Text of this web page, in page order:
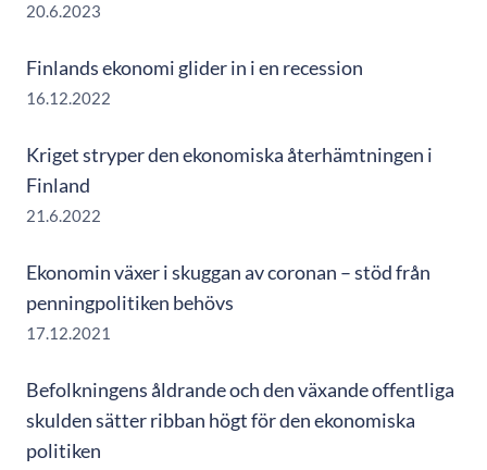
20.6.2023
Finlands ekonomi glider in i en recession
16.12.2022
Kriget stryper den ekonomiska återhämtningen i
Finland
21.6.2022
Ekonomin växer i skuggan av coronan – stöd från
penningpolitiken behövs
17.12.2021
Befolkningens åldrande och den växande offentliga
skulden sätter ribban högt för den ekonomiska
politiken